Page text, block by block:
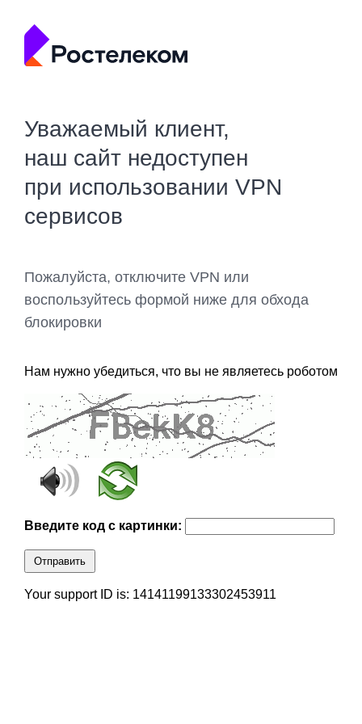
Уважаемый клиент,
наш сайт недоступен
при использовании VPN
сервисов
Пожалуйста, отключите VPN или
воспользуйтесь формой ниже для обхода
блокировки
Нам нужно убедиться, что вы не являетесь роботом
Введите код с картинки:
Отправить
Your support ID is: 14141199133302453911